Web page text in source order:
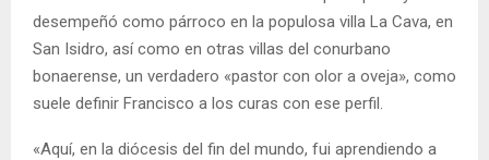
desempeñó como párroco en la populosa villa La Cava, en
San Isidro, así como en otras villas del conurbano
bonaerense, un verdadero «pastor con olor a oveja», como
suele definir Francisco a los curas con ese perfil.
«Aquí, en la diócesis del fin del mundo, fui aprendiendo a